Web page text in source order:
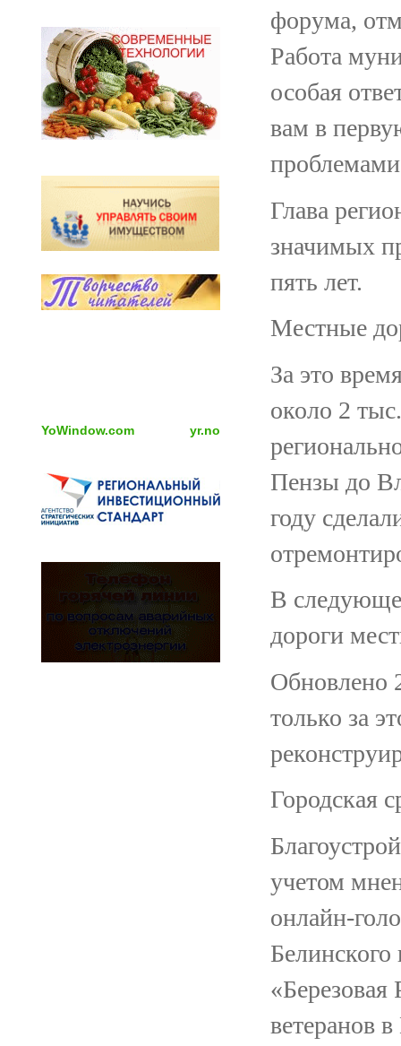
YoWindow.com yr.no
форума,
Работа
особая
вам в
Глава
значимых
пять лет.
Местные
За это
около 2
Пензы до
году
В
дороги
Обновлено
только за
Городская
учетом
онлайн-
ветеранов